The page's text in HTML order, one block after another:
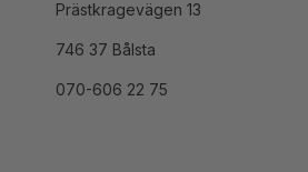
Prästkragevägen 13
746 37 Bålsta
070-606 22 75